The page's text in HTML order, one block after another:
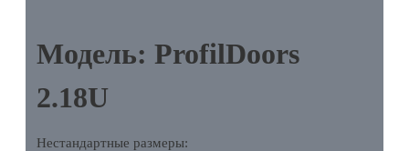
Модель: ProfilDoors
2.18U
Нестандартные размеры: